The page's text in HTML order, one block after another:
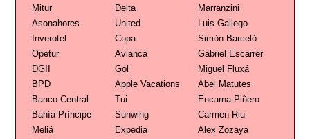
Mitur
Delta
Marranzini
Asonahores
United
Luis Gallego
Inverotel
Copa
Simón Barceló
Opetur
Avianca
Gabriel Escarrer
DGII
Gol
Miguel Fluxá
BPD
Apple Vacations
Abel Matutes
Banco Central
Tui
Encarna Piñero
Bahía Príncipe
Sunwing
Carmen Riu
Meliá
Expedia
Alex Zozaya